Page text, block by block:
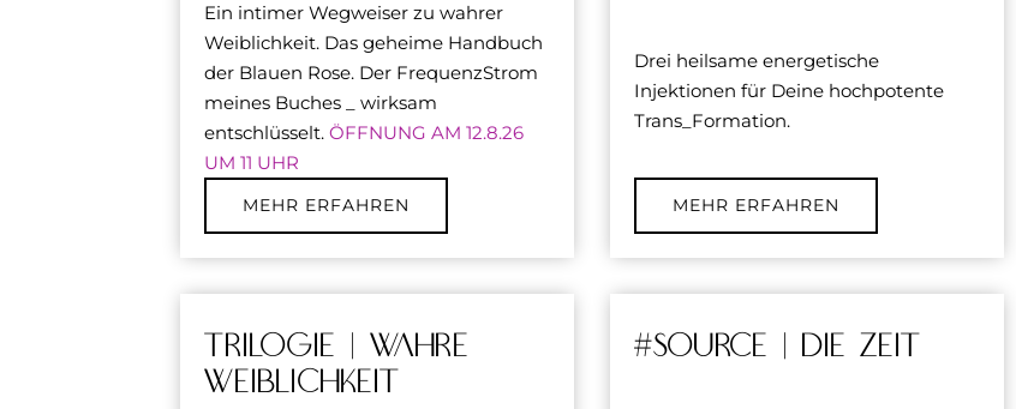
Ein intimer Wegweiser zu wahrer
Weiblichkeit. Das geheime Handbuch
der Blauen Rose. Der FrequenzStrom
meines Buches _ wirksam
entschlüsselt. ÖFFNUNG AM 12.8.26
UM 11 UHR
MEHR ERFAHREN
Drei heilsame energetische
Injektionen für Deine hochpotente
Trans_Formation.
MEHR ERFAHREN
Trilogie | wahre
Weiblichkeit
#source | DIE ZEIT